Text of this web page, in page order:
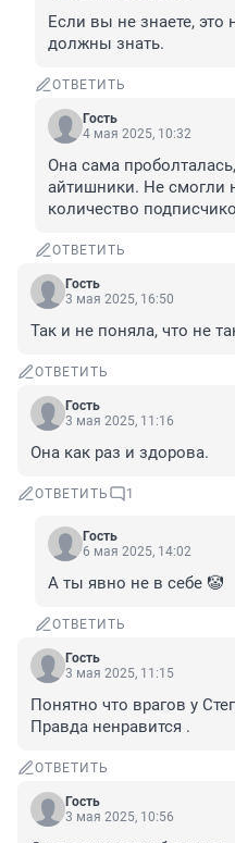
Если вы не знаете, это
должны знать.
ОТВЕТИТЬ
Гость
4 мая 2025, 10:32
Она сама
айтишники. Не смогли
количество
ОТВЕТИТЬ
Гость
3 мая 2025, 16:50
Так и не поняла, что не
ОТВЕТИТЬ
Гость
3 мая 2025, 11:16
Она как раз и здорова.
ОТВЕТИТЬ 1
Гость
6 мая 2025, 14:02
А ты явно не в себе 🤡
ОТВЕТИТЬ
Гость
3 мая 2025, 11:15
Понятно что врагов у
Правда ненравится .
ОТВЕТИТЬ
Гость
3 мая 2025, 10:56